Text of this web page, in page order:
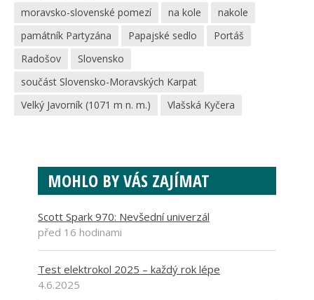
moravsko-slovenské pomezí
na kole
nakole
památník Partyzána
Papajské sedlo
Portáš
Radošov
Slovensko
součást Slovensko-Moravských Karpat
Velký Javorník (1071 m n. m.)
Vlašská Kyčera
MOHLO BY VÁS ZAJÍMAT
Scott Spark 970: Nevšední univerzál
před 16 hodinami
Test elektrokol 2025 – každý rok lépe
4.6.2025